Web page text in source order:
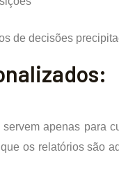
de decisões
apenas para
os relatórios são